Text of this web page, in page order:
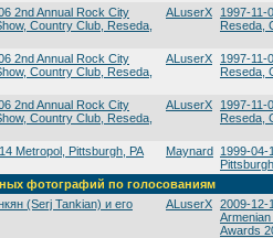
2nd Annual Rock City
Country Club, Reseda,
ALuserX
1997-11-
Reseda,
2nd Annual Rock City
Country Club, Reseda,
ALuserX
1997-11-
Reseda,
2nd Annual Rock City
Country Club, Reseda,
ALuserX
1997-11-
Reseda,
Metropol, Pittsburgh, PA Maynard 1999-04-
фотографий по голосованиям
(Serj Tankian) и его
ALuserX 2009-12-
Awards